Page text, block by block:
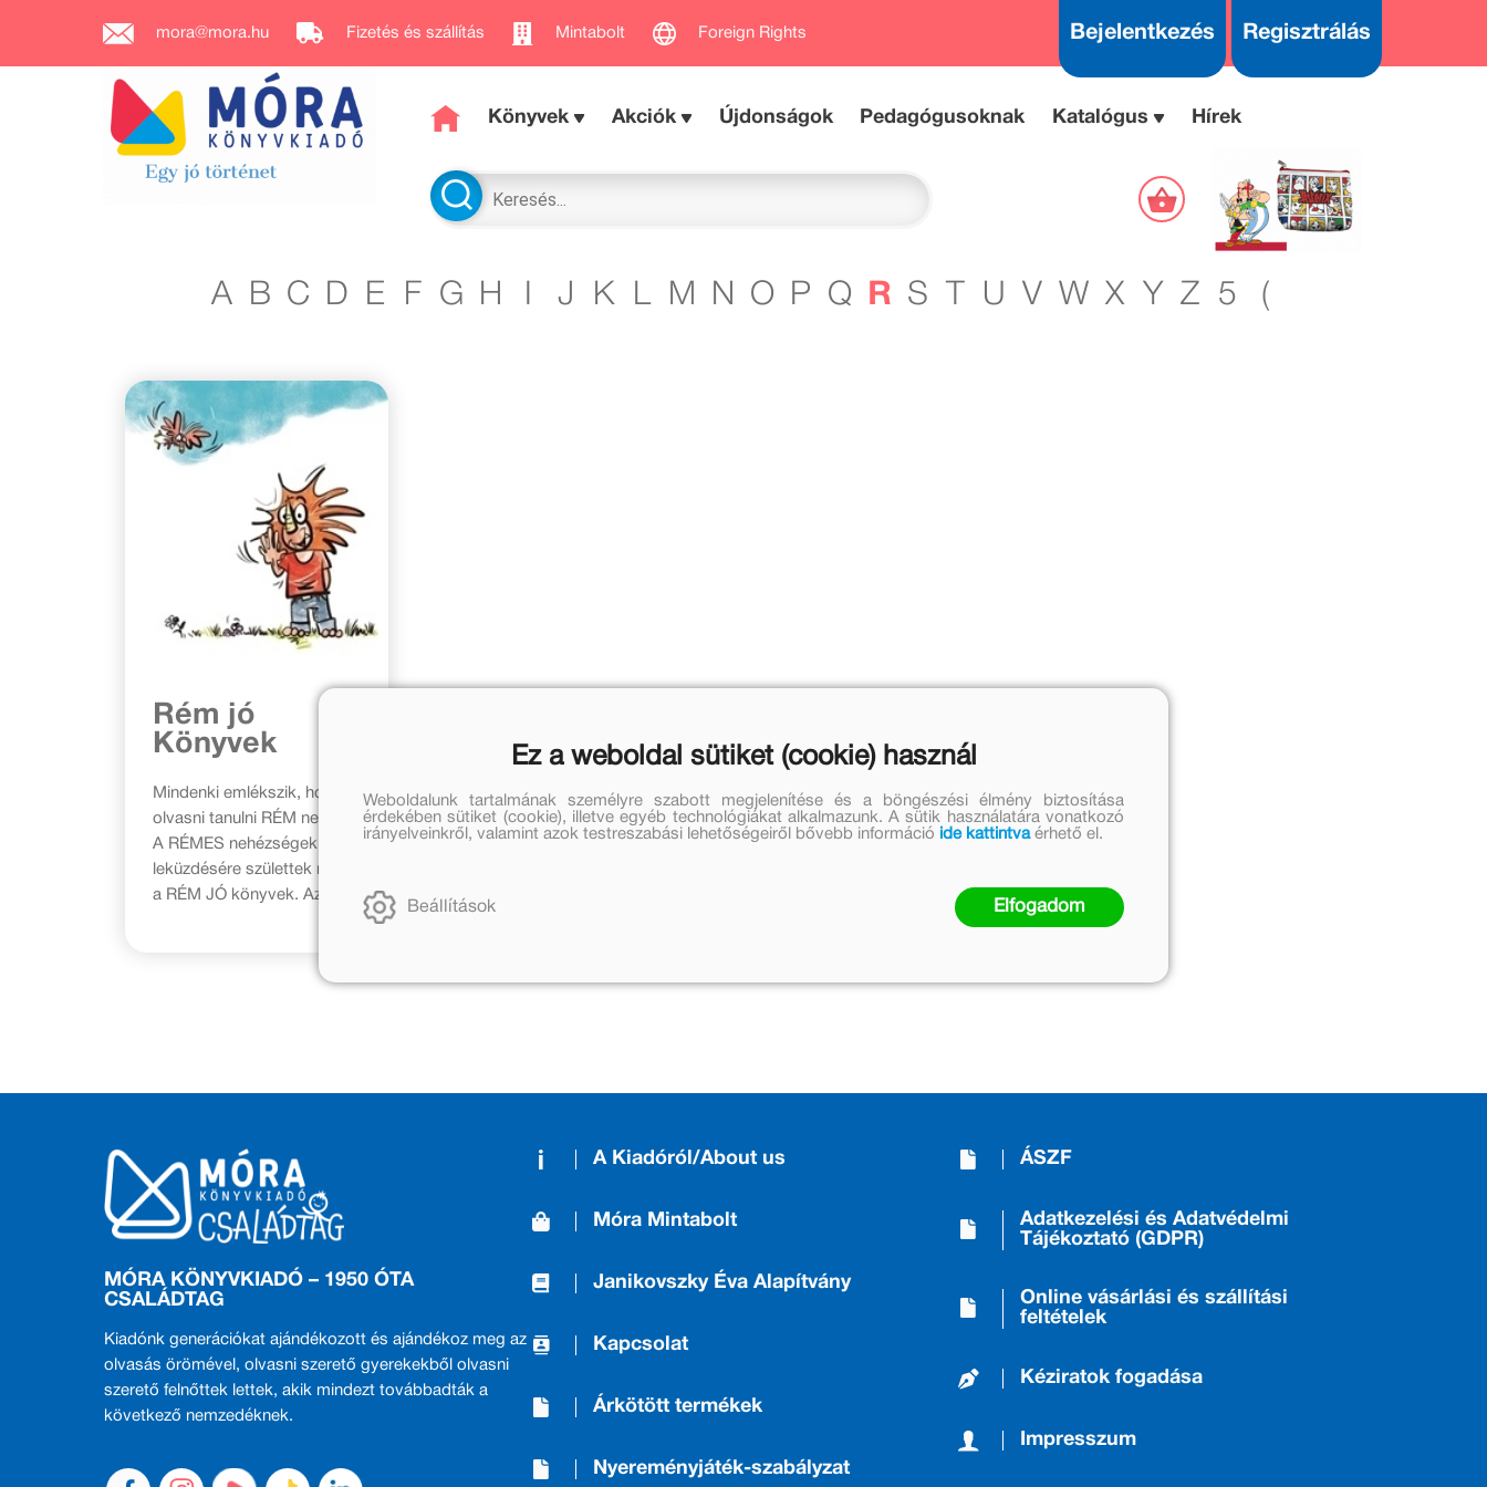
mora@mora.hu Fizetés és szállítás Mintabolt Foreign Rights Bejelentkezés Regisztrálás
Könyvek Akciók Újdonságok Pedagógusoknak Katalógus Hírek
A B C D E F G H J K L M N O P Q R S U V W X Y Z 5 (
Rém jó
Könyvek
Mindenki emlékszik, hogy
olvasni tanulni RÉM nehéz.
A RÉMES nehézségek
leküzdésére születtek meg
a RÉM JÓ könyvek. Az
MÓRA KÖNYVKIADÓ – 1950 ÓTA
CSALÁDTAG
Kiadónk generációkat ajándékozott és ajándékoz meg az
olvasás örömével, olvasni szerető gyerekekből olvasni
szerető felnőttek lettek, akik mindezt továbbadták a
következő nemzedéknek.
A Kiadóról/About us
Móra Mintabolt
Janikovszky Éva Alapítvány
Kapcsolat
Árkötött termékek
Nyereményjáték-szabályzat
ÁSZF
Adatkezelési és Adatvédelmi
Tájékoztató (GDPR)
Online vásárlási és szállítási
feltételek
Kéziratok fogadása
Impresszum
Ez a weboldal sütiket (cookie) használ
Weboldalunk tartalmának személyre szabott megjelenítése és a böngészési élmény biztosítása
érdekében sütiket (cookie), illetve egyéb technológiákat alkalmazunk. A sütik használatára vonatkozó
irányelveinkről, valamint azok testreszabási lehetőségeiről bővebb információ ide kattintvaérhető el.
Beállítások Elfogadom